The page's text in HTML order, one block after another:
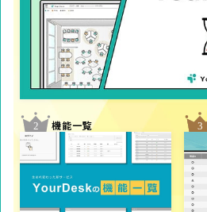
機能一覧